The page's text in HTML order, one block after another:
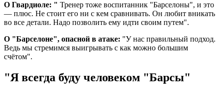
О Гвардиоле: " Тренер тоже воспитанник "Барселоны", и это
— плюс. Не стоит его ни с кем сравнивать. Он любит вникать
во все детали. Надо позволить ему идти своим путем".
О "Барселоне", опасной в атаке: "У нас правильный подход.
Ведь мы стремимся выигрывать с как можно большим
счётом".
"Я всегда буду человеком "Барсы"